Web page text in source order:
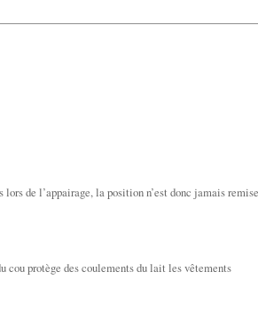
de l’appairage, la position n’est donc jamais
cou protège des coulements du lait les vêtements